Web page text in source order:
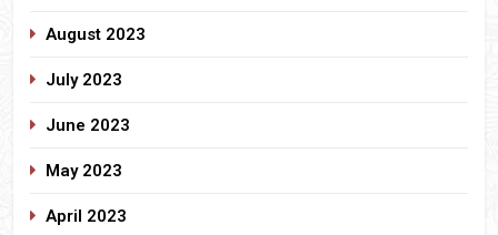
August 2023
July 2023
June 2023
May 2023
April 2023